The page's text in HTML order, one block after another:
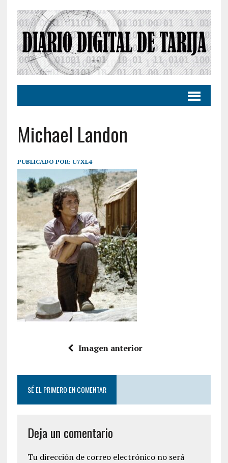
Michael Landon
PUBLICADO POR: U7XL4
Imagen anterior
SÉ EL PRIMERO EN COMENTAR
Deja un comentario
Tu dirección de correo electrónico no será